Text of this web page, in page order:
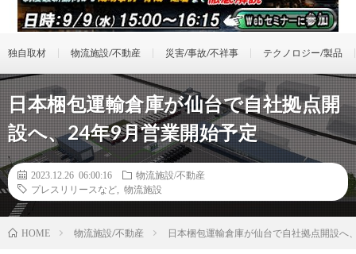
独自取材 物流施設/不動産 災害/事故/不祥事 テクノロジー/製品
日本梱包運輸倉庫が仙台で自社拠点開
設へ、24年9月営業開始予定
2023.12.26 06:00:16
物流施設/不動産
プレスリリースなど
物流施設
HOME 物流施設/不動産 日本梱包運輸倉庫が仙台で自社拠点開設へ